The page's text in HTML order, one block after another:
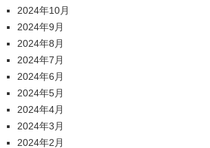
2024年10月
2024年9月
2024年8月
2024年7月
2024年6月
2024年5月
2024年4月
2024年3月
2024年2月